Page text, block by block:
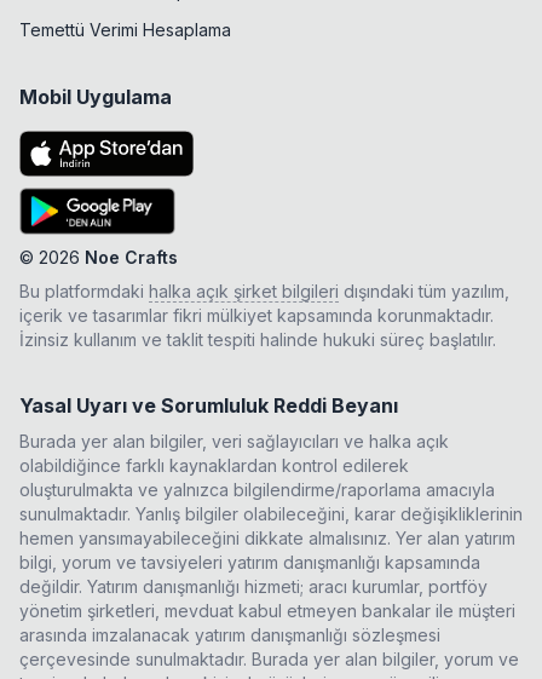
Temettü Verimi Hesaplama
Mobil Uygulama
© 2026 Noe Crafts
Bu platformdaki halka açık şirket bilgileri dışındaki tüm yazılım,
içerik ve tasarımlar fikri mülkiyet kapsamında korunmaktadır.
İzinsiz kullanım ve taklit tespiti halinde hukuki süreç başlatılır.
Yasal Uyarı ve Sorumluluk Reddi Beyanı
Burada yer alan bilgiler, veri sağlayıcıları ve halka açık
olabildiğince farklı kaynaklardan kontrol edilerek
oluşturulmakta ve yalnızca bilgilendirme/raporlama amacıyla
sunulmaktadır. Yanlış bilgiler olabileceğini, karar değişikliklerinin
hemen yansımayabileceğini dikkate almalısınız. Yer alan yatırım
bilgi, yorum ve tavsiyeleri yatırım danışmanlığı kapsamında
değildir. Yatırım danışmanlığı hizmeti; aracı kurumlar, portföy
yönetim şirketleri, mevduat kabul etmeyen bankalar ile müşteri
arasında imzalanacak yatırım danışmanlığı sözleşmesi
çerçevesinde sunulmaktadır. Burada yer alan bilgiler, yorum ve